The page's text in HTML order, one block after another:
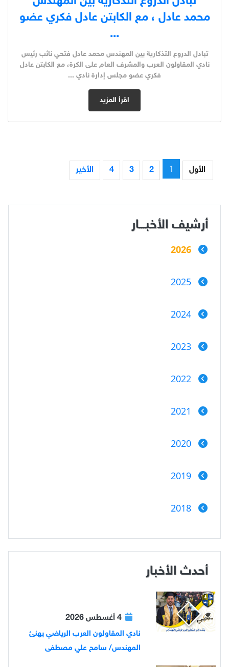
محمد عادل ، مع الكابتن عادل فكري عضو
...
تبادل الدروع التذكارية بين المهندس محمد عادل فتحي نائب رئيس
نادي المقاولون العرب والمشرف العام على الكرة، مع الكابتن عادل
فكري عضو مجلس إدارة نادي ...
اقرأ المزيد
الأول 1
2
3
4 الأخير
أرشيف الأخبـــار
2026
2025
2024
2023
2022
2021
2020
2019
2018
أحدث الأخبار
نادي المقاولون العرب الرياضي يهنئ
المهندس/ سامح علي مصطفى